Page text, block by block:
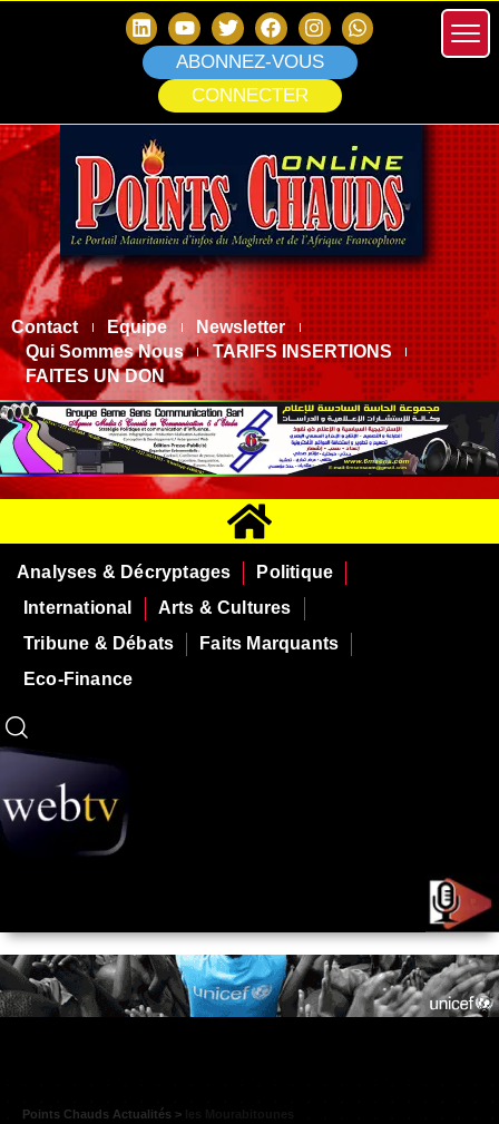
ABONNEZ-VOUS
CONNECTER
Contact Equipe
Newsletter
Qui Sommes Nous
TARIFS INSERTIONS
FAITES UN DON
Analyses & Décryptages
Politique
International
Arts & Cultures
Tribune & Débats
Faits Marquants
Eco-Finance
Points Chauds Actualités >